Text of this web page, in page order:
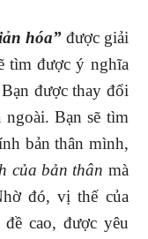
hóa”được giải
tìm được ý nghĩa
được thay đổi
Bạn sẽ tìm
bản thân mình,
của bản thân mà
đó, vị thế của
cao, được yêu